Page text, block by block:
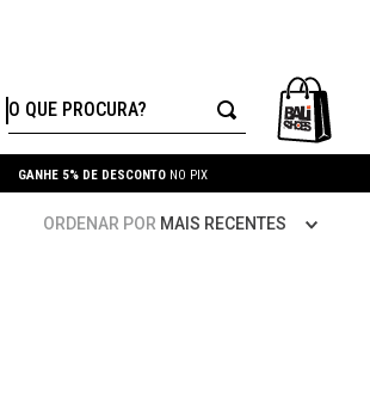
O QUE PROCURA?
GANHE 5% DE DESCONTO NO PIX
ORDENAR POR MAIS RECENTES